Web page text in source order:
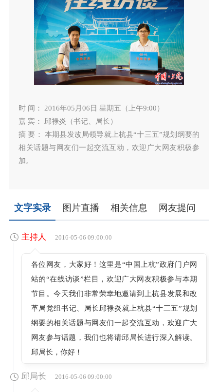
时 间： 2016年05月06日 星期五（上午9:00）
嘉 宾： 邱禄炎（书记、局长）
摘 要： 本期县发改局领导就上杭县“十三五”规划纲要的
相关话题与网友们一起交流互动，欢迎广大网友积极参
加。
文字实录 图片直播 相关信息 网友提问
主持人 2016-05-06 09:00:00
各位网友，大家好！这里是“中国上杭”政府门户网
站的“在线访谈”栏目，欢迎广大网友积极参与本期
节目。今天我们非常荣幸地邀请到上杭县发展和改
革局党组书记、局长邱禄炎就上杭县“十三五”规划
纲要的相关话题与网友们一起交流互动，欢迎广大
网友参与话题，我们也将请邱局长进行深入解读。
邱局长，你好！
邱局长 2016-05-06 09:00:00